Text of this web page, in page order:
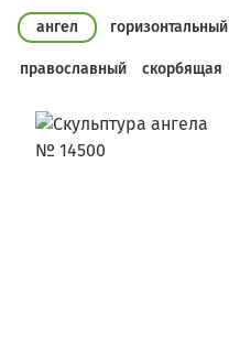
ангел горизонтальный
православный скорбящая